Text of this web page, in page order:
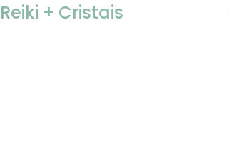
Reiki + Cristais